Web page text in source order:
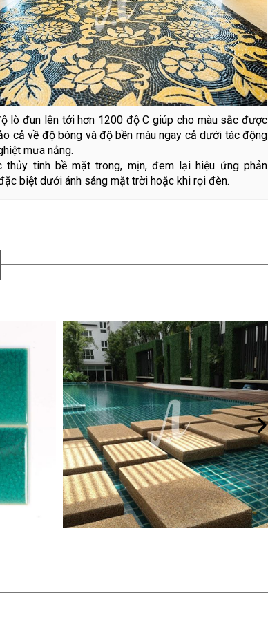
lò đun lên tới hơn 1200 độ C giúp cho màu sắc được
cả về độ bóng và độ bền màu ngay cả dưới tác động
mưa nắng.
thủy tinh bề mặt trong, mịn, đem lại hiệu ứng phản
biệt dưới ánh sáng mặt trời hoặc khi rọi đèn.